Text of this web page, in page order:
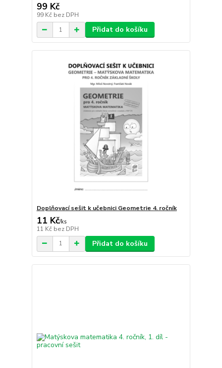
99 Kč
99 Kč bez DPH
Přidat do košíku
Doplňovací sešit k učebnici Geometrie 4. ročník
11 Kč/ks
11 Kč bez DPH
Přidat do košíku